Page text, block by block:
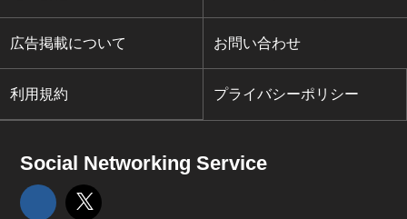
広告掲載について お問い合わせ
利用規約 プライバシーポリシー
Social Networking Service